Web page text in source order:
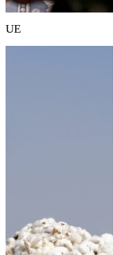
UE